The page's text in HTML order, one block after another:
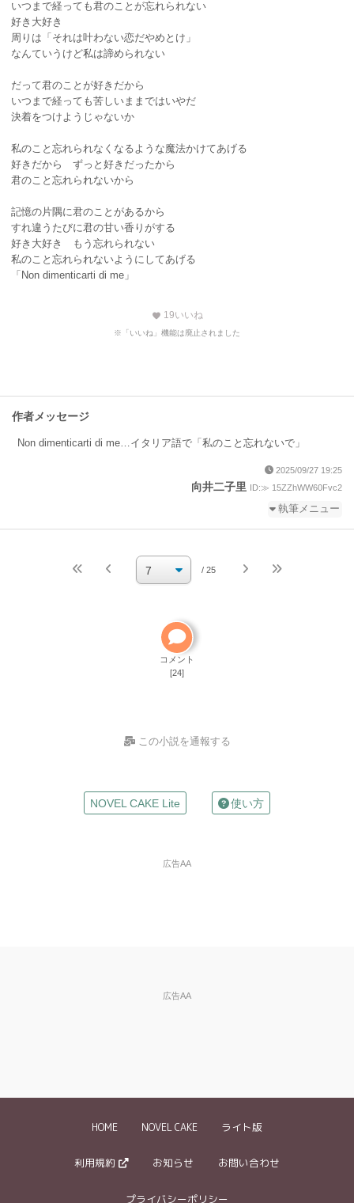
いつまで経っても君のことが忘れられない
好き大好き
周りは「それは叶わない恋だやめとけ」
なんていうけど私は諦められない
だって君のことが好きだから
いつまで経っても苦しいままではいやだ
決着をつけようじゃないか
私のこと忘れられなくなるような魔法かけてあげる
好きだから ずっと好きだったから
君のこと忘れられないから
記憶の片隅に君のことがあるから
すれ違うたびに君の甘い香りがする
好き大好き もう忘れられない
私のこと忘れられないようにしてあげる
「Non dimenticarti di me」
favorite 19いいね
※「いいね」機能は廃止されました
作者メッセージ
Non dimenticarti di me…イタリア語で「私のこと忘れないで」
2025/09/27 19:25
向井二子里 ID:≫ 15ZZhWW60Fvc2
執筆メニュー
続きを執筆
/ 25
コメント
[24]
この小説を通報する
※入力した場合は確認メールが自動返信されます
写が含まれていました
・「〇〇」という作品の盗作と思われます。登場人物の名前を
NOVEL CAKE Lite 使い方
広告AA
広告AA
HOME NOVEL CAKE ライト版
利用規約 お知らせ お問い合わせ
プライバシーポリシー